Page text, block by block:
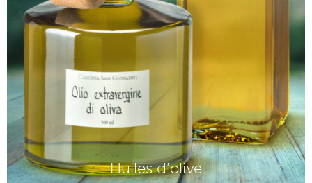
Huiles d'olive